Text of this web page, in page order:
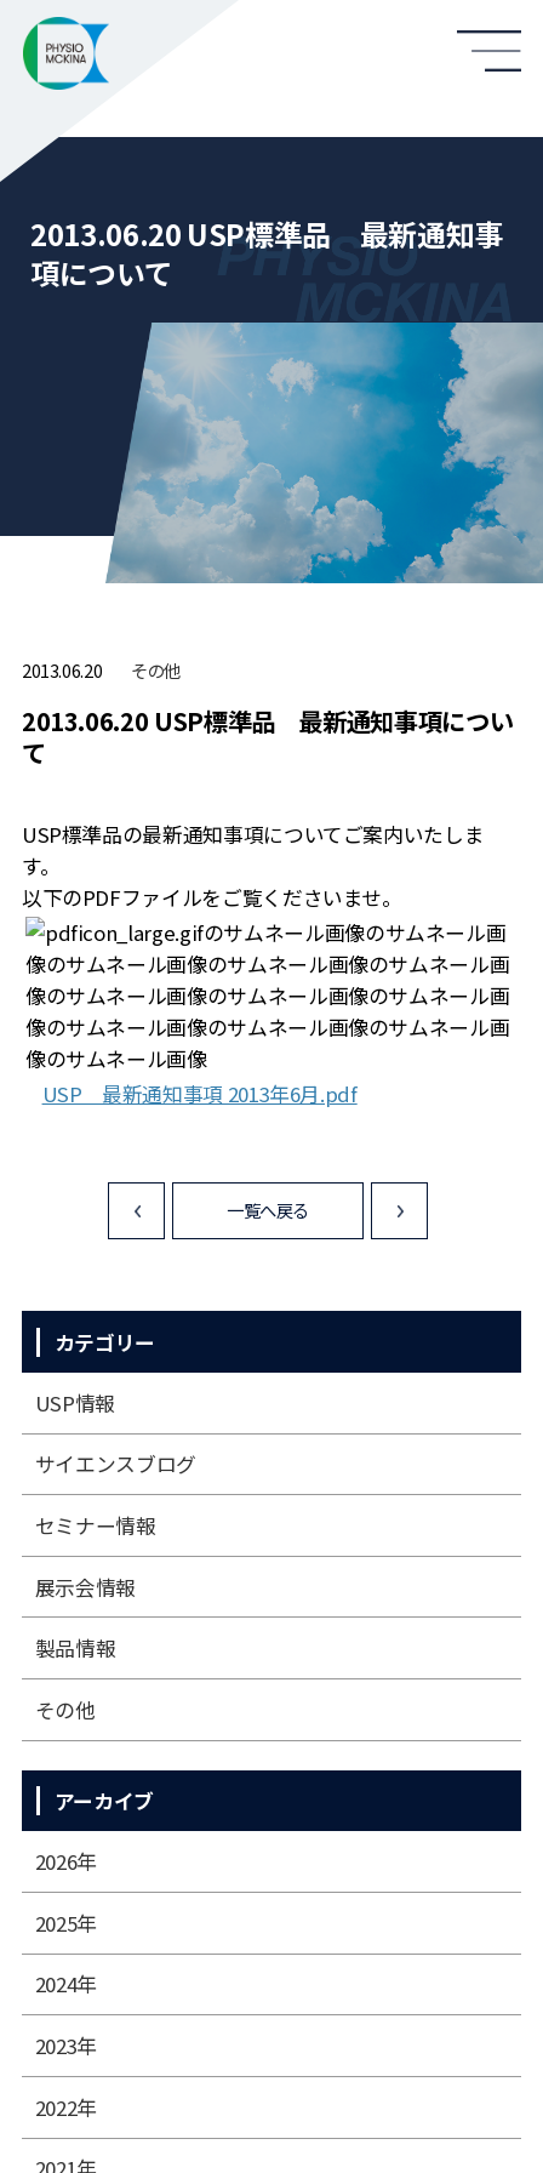
2013.06.20 USP標準品 最新通知事
項について
2013.06.20 その他
2013.06.20 USP標準品 最新通知事項につい
て
USP標準品の最新通知事項についてご案内いたしま
す。
以下のPDFファイルをご覧くださいませ。
USP 最新通知事項 2013年6月.pdf
<
一覧へ戻る
カテゴリー
USP情報
サイエンスブログ
セミナー情報
展⽰会情報
製品情報
その他
アーカイブ
2026年
2025年
2024年
2023年
2022年